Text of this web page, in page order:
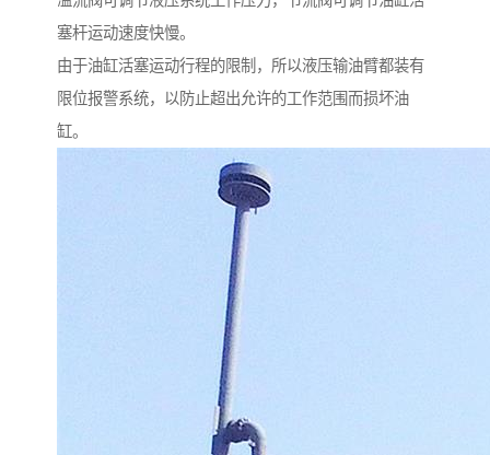
塞杆运动速度快慢。
由于油缸活塞运动行程的限制，所以液压输油臂都装有
限位报警系统，以防止超出允许的工作范围而损坏油
缸。